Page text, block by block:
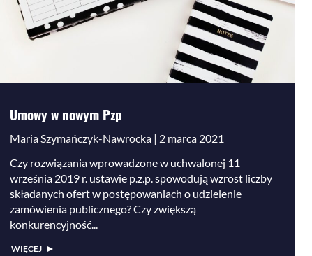
Umowy w nowym Pzp
Maria Szymańczyk-Nawrocka | 2 marca 2021
Czy rozwiązania wprowadzone w uchwalonej 11
września 2019 r. ustawie p.z.p. spowodują wzrost liczby
składanych ofert w postępowaniach o udzielenie
zamówienia publicznego? Czy zwiększą
konkurencyjność...
WIĘCEJ